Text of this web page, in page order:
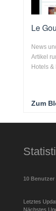
Le
News
Artikel
Hotels &
Zum
10 Benutzer
Letztes
Nächstes